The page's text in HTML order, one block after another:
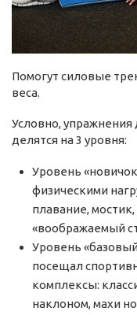
Помогут силовые
веса.
Условно,
делятся на 3 уровня:
Уровень
физическими
плавание,
«воображаемый
Уровень
посещал
комплексы:
наклоном, махи